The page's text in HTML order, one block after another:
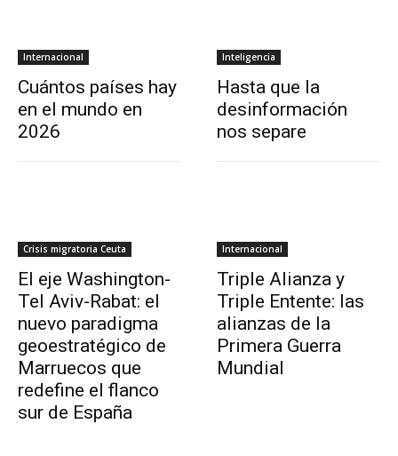
Internacional
Cuántos países hay
en el mundo en
2026
Inteligencia
Hasta que la
desinformación
nos separe
Crisis migratoria Ceuta
El eje Washington-
Tel Aviv-Rabat: el
nuevo paradigma
geoestratégico de
Marruecos que
redefine el flanco
sur de España
Internacional
Triple Alianza y
Triple Entente: las
alianzas de la
Primera Guerra
Mundial